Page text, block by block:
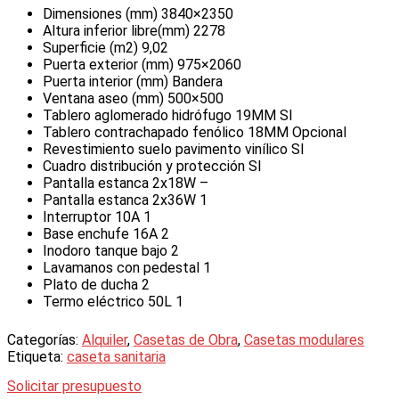
Dimensiones (mm) 3840×2350
Altura inferior libre(mm) 2278
Superficie (m2) 9,02
Puerta exterior (mm) 975×2060
Puerta interior (mm) Bandera
Ventana aseo (mm) 500×500
Tablero aglomerado hidrófugo 19MM SI
Tablero contrachapado fenólico 18MM Opcional
Revestimiento suelo pavimento vinílico SI
Cuadro distribución y protección SI
Pantalla estanca 2x18W –
Pantalla estanca 2x36W 1
Interruptor 10A 1
Base enchufe 16A 2
Inodoro tanque bajo 2
Lavamanos con pedestal 1
Plato de ducha 2
Termo eléctrico 50L 1
Categorías: Alquiler, Casetas de Obra, Casetas modulares
Etiqueta: caseta sanitaria
Solicitar presupuesto